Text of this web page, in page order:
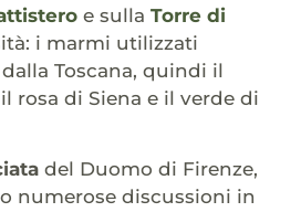
e sulla Torre di
i marmi utilizzati
Toscana, quindi il
rosa di Siena e il verde di
del Duomo di Firenze,
numerose discussioni in